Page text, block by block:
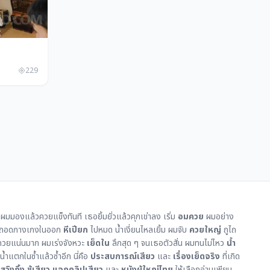
229
มมองแล้วควยแข็งทันที เธอยิ้มยั่วแล้วคุกเข่าลง เริ่ม อมควย ผมอย่าง
ดกางเกงในออก หีเปียก ไปหมด น้ำเงี่ยนไหลเยิ้ม ผมจับ ควยใหญ่ ถูไถ
ยแน่นมาก ผมเร่งจังหวะ เย็ดใน ลึกสุด ๆ จนเธอตัวสั่น ผมทนไม่ไหว น้ำ
แตกในซ้ำแล้วซ้ำอีก นี่คือ ประสบการณ์เสียว และ เรื่องเย็ดจริง ที่เกิด